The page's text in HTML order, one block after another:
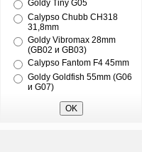
Goldy Tiny G05
Calypso Chubb CH318
31,8mm
Goldy Vibromax 28mm
(GB02 и GB03)
Calypso Fantom F4 45mm
Goldy Goldfish 55mm (G06
и G07)